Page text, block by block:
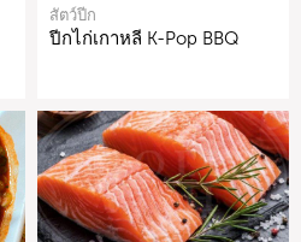
สัตว์ปีก
ปีกไก่เกาหลี K-Pop BBQ